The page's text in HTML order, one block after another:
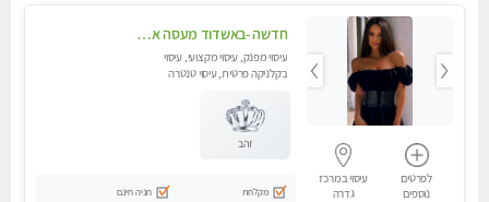
לפרטים
נוספים
עיסוי במרכז
גדרה
חדשה -באשדוד מעסה איכותית מפנקת ומקצועית לעיסוי חלומי ..... בגבעתיים
עיסוי מפנק, עיסוי מקצועי, עיסוי
בקלניקה פרטית, עיסוי טנטרה
זהב
מקלחת
חניה חינם